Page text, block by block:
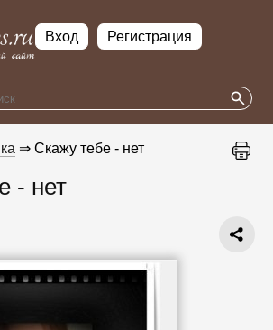
Вход Регистрация
⇒ Скажу тебе - нет
- нет